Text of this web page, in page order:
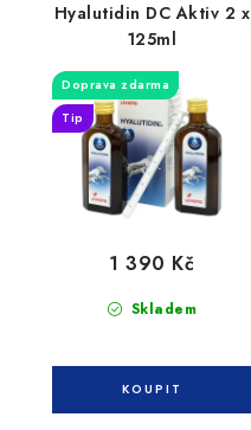
Hyalutidin DC Aktiv 2 x
125ml
Doprava zdarma
Tip
Skladem
1 390 Kč